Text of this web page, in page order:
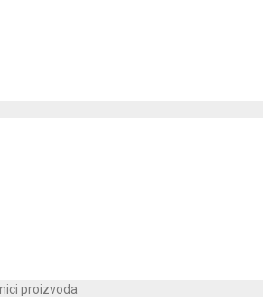
proizvoda